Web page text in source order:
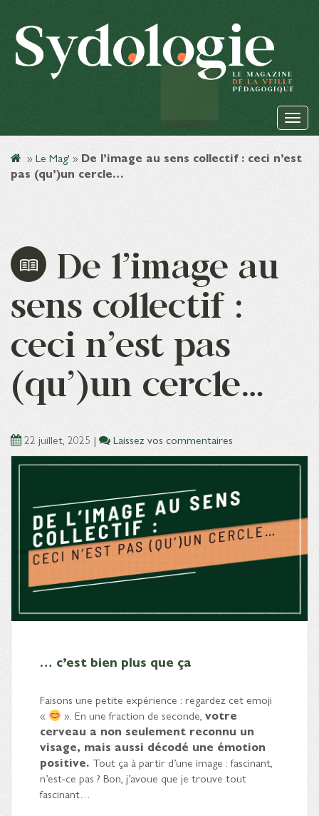
» Le Mag' » De l’image au sens collectif : ceci n’est
pas (qu’)un cercle…
De l’image au
sens collectif :
ceci n’est pas
(qu’)un cercle…
22 juillet, 2025 | Laissez vos commentaires
… c’est bien plus que ça
Faisons une petite expérience : regardez cet emoji
«
». En une fraction de seconde,votre
cerveau a non seulement reconnu un
visage, mais aussi décodé une émotion
positive. Tout ça à partir d’une image : fascinant,
n’est-ce pas ? Bon, j’avoue que je trouve tout
fascinant…